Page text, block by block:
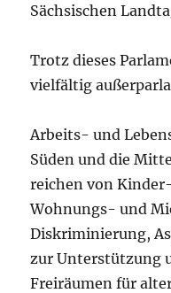
Sächsischen
Trotz dieses
vielfältig
Arbeits- und
Süden und die
reichen von
Wohnungs- und
Diskriminierung,
zur Unterstützung
Freiräumen für